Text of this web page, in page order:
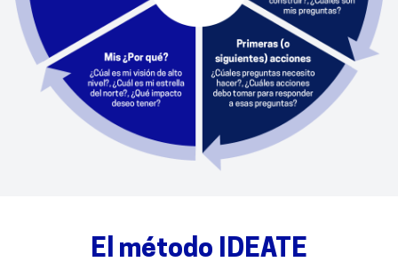
El método IDEATE